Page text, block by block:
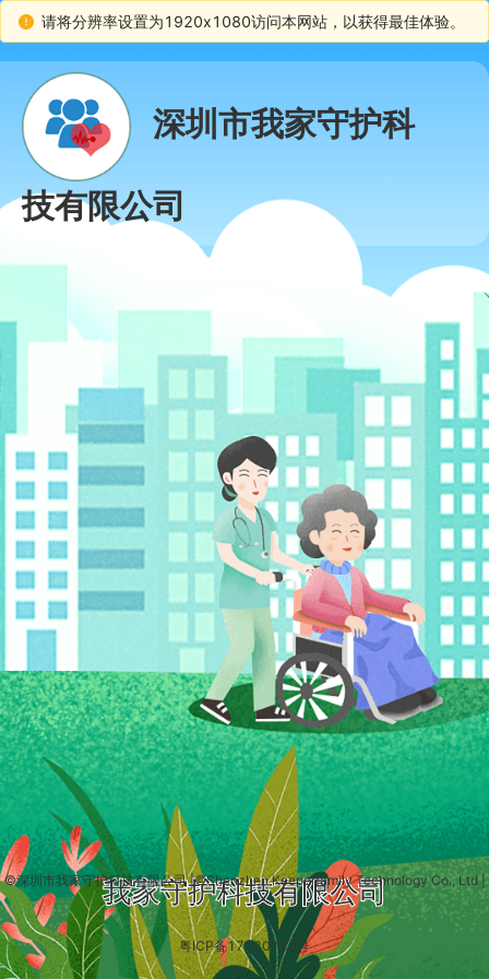
请将分辨率设置为1920x1080访问本网站，以获得最佳体验。
深圳市我家守护科
技有限公司
我家守护科技有限公司
©深圳市我家守护科技有限公司 |©Shenzhen Keeperfamily Technology Co., Ltd|
粤ICP备17130110号